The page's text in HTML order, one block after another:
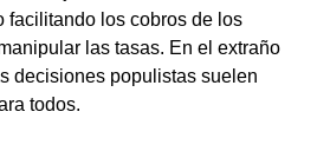
facilitando los cobros de los
las tasas. En el extraño
decisiones populistas suelen
todos.